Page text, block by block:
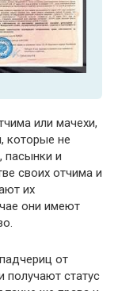
или мачехи,
которые не
пасынки и
своих отчима и
их
они имеют
от
получают статус